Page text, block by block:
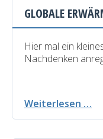
GLOBALE
Hier mal ein
Nachdenken
Weiterlesen …